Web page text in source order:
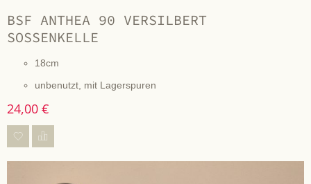
BSF ANTHEA 90 VERSILBERT
SOSSENKELLE
18cm
unbenutzt, mit Lagerspuren
24,00 €